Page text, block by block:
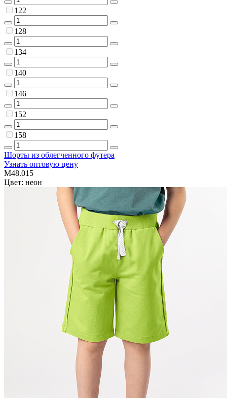
122
128
134
140
146
152
158
Шорты из облегченного футера
Узнать оптовую цену
M48.015
Цвет: неон